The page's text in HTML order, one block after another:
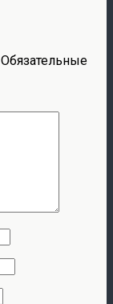
Обязательные